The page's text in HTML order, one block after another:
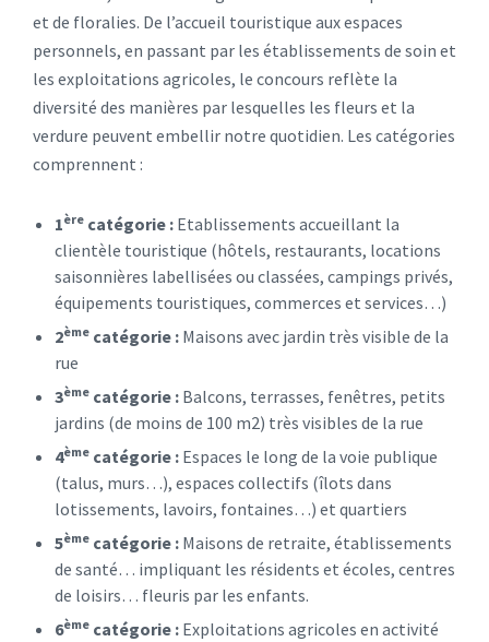
et de floralies. De l’accueil touristique aux espaces
personnels, en passant par les établissements de soin et
les exploitations agricoles, le concours reflète la
diversité des manières par lesquelles les fleurs et la
verdure peuvent embellir notre quotidien. Les catégories
comprennent :
1ère catégorie : Etablissements accueillant la
clientèle touristique (hôtels, restaurants, locations
saisonnières labellisées ou classées, campings privés,
équipements touristiques, commerces et services…)
2ème catégorie : Maisons avec jardin très visible de la
rue
3ème catégorie : Balcons, terrasses, fenêtres, petits
jardins (de moins de 100 m2) très visibles de la rue
4ème catégorie : Espaces le long de la voie publique
(talus, murs…), espaces collectifs (îlots dans
lotissements, lavoirs, fontaines…) et quartiers
5ème catégorie : Maisons de retraite, établissements
de santé… impliquant les résidents et écoles, centres
de loisirs… fleuris par les enfants.
6ème catégorie : Exploitations agricoles en activité